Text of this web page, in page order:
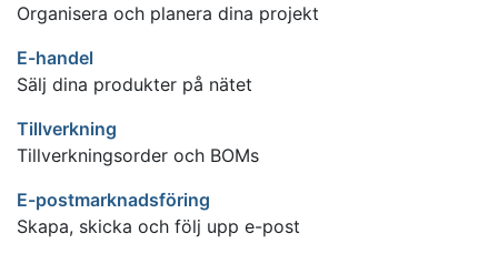
Organisera och planera dina projekt
E-handel
Sälj dina produkter på nätet
Tillverkning
Tillverkningsorder och BOMs
E-postmarknadsföring
Skapa, skicka och följ upp e-post